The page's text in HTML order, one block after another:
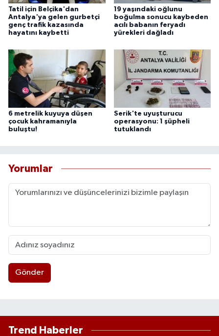
Tatil için Belçika'dan
Antalya'ya gelen gurbetçi
genç trafik kazasında
hayatını kaybetti
19 yaşındaki oğlunu
boğulma sonucu kaybeden
acılı babanın feryadı
yürekleri dağladı
6 metrelik kuyuya düşen
çocuk kahramanıyla
buluştu!
Serik'te uyuşturucu
operasyonu: 1 şüpheli
tutuklandı
Yorumlar
Gönder
Trend Haberler